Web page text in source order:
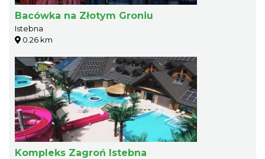
Bacówka na Złotym Groniu
Istebna
0.26 km
Kompleks Zagroń Istebna